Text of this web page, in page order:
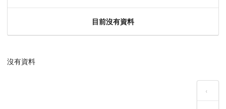
目前沒有資料
沒有資料
‹